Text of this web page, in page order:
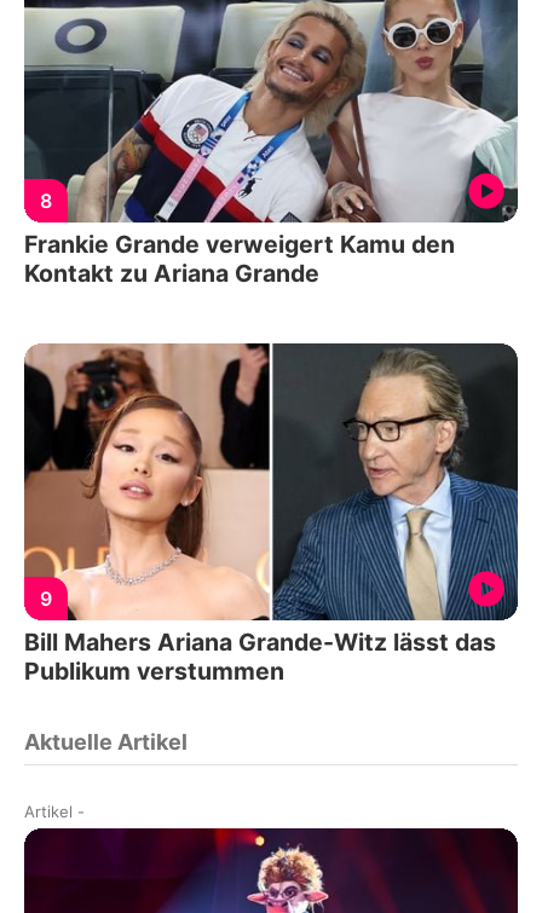
8
Frankie Grande verweigert Kamu den
Kontakt zu Ariana Grande
9
Bill Mahers Ariana Grande-Witz lässt das
Publikum verstummen
Aktuelle Artikel
Artikel -